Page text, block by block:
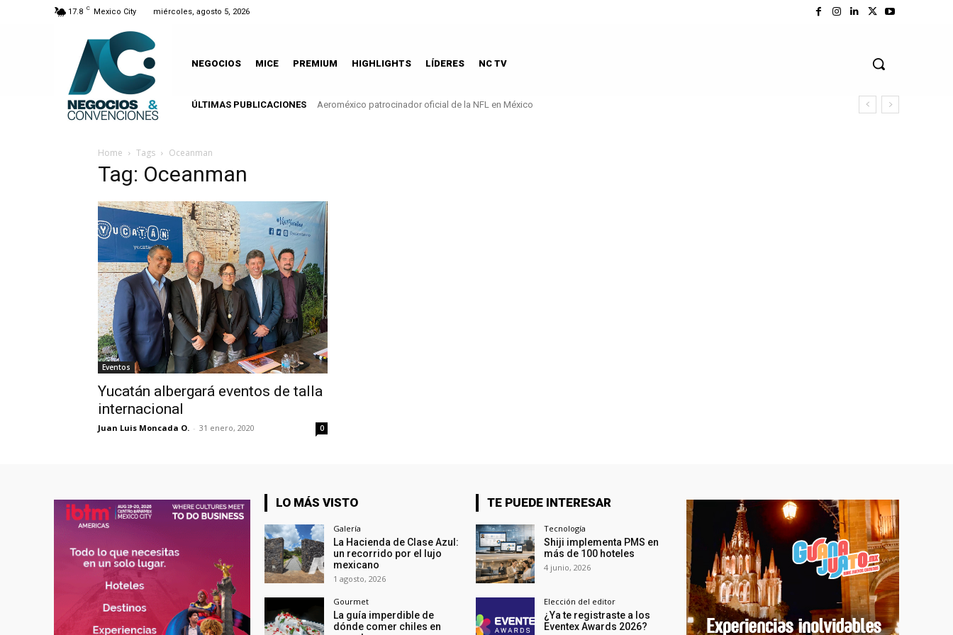
17.8 C Mexico City miércoles, agosto 5, 2026
NEGOCIOS MICE PREMIUM HIGHLIGHTS LÍDERES NC TV
ÚLTIMAS PUBLICACIONES Aeroméxico patrocinador oficial de la NFL en México
Home Tags Oceanman
Tag: Oceanman
Eventos
Yucatán albergará eventos de talla
internacional
Juan Luis Moncada O. - 31 enero, 2020 0
LO MÁS VISTO
Galería
La Hacienda de Clase Azul:
un recorrido por el lujo
mexicano
1 agosto, 2026
Gourmet
La guía imperdible de
dónde comer chiles en
TE PUEDE INTERESAR
Tecnología
Shiji implementa PMS en
más de 100 hoteles
4 junio, 2026
Elección del editor
¿Ya te registraste a los
Eventex Awards 2026?